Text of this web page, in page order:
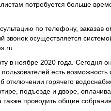
потребуется больше
по телефону, заказав
осуществляется
в ноябре 2020 года. Сегодня
есть
горячего
подъезде и дворе,
проводить общие